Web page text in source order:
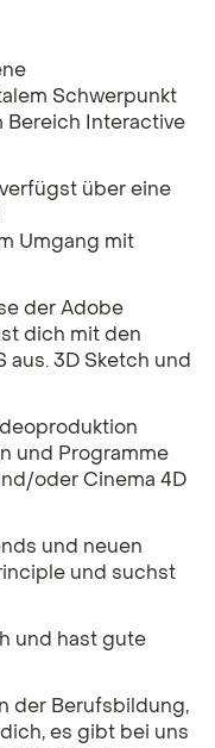
Schwerpunkt
Bereich Interactive
über eine
Umgang mit
der Adobe
dich mit den
aus. 3D Sketch und
und Programme
oder Cinema 4D
und neuen
und suchst
und hast gute
der Berufsbildung,
es gibt bei uns